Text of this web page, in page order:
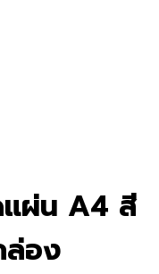
แผ่น A4 สี
ล่อง